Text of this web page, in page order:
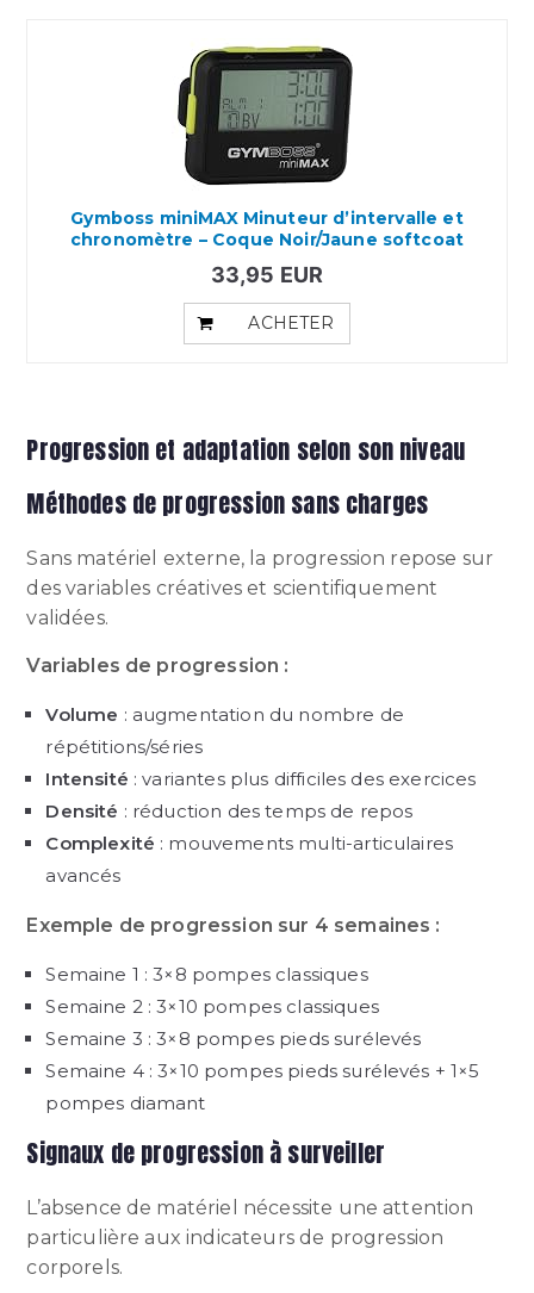
Gymboss miniMAX Minuteur d’intervalle et
chronomètre – Coque Noir/Jaune softcoat
33,95 EUR
ACHETER
Progression et adaptation selon son niveau
Méthodes de progression sans charges
Sans matériel externe, la progression repose sur
des variables créatives et scientifiquement
validées.
Variables de progression :
Volume : augmentation du nombre de
répétitions/séries
Intensité : variantes plus difficiles des exercices
Densité : réduction des temps de repos
Complexité : mouvements multi-articulaires
avancés
Exemple de progression sur 4 semaines :
Semaine 1 : 3×8 pompes classiques
Semaine 2 : 3×10 pompes classiques
Semaine 3 : 3×8 pompes pieds surélevés
Semaine 4 : 3×10 pompes pieds surélevés + 1×5
pompes diamant
Signaux de progression à surveiller
L’absence de matériel nécessite une attention
particulière aux indicateurs de progression
corporels.